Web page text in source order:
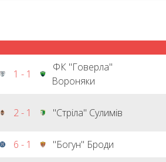
1 - 1
ФК "Говерла"
Вороняки
2 - 1 "Стріла" Сулимів
6 - 1
"Богун" Броди